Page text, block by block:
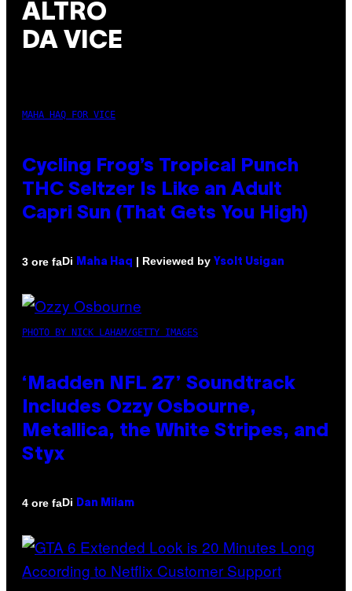
ALTRO
DA VICE
MAHA HAQ FOR VICE
Cycling Frog’s Tropical Punch
THC Seltzer Is Like an Adult
Capri Sun (That Gets You High)
3 ore faDi Maha Haq | Reviewed by Ysolt Usigan
PHOTO BY NICK LAHAM/GETTY IMAGES
‘Madden NFL 27’ Soundtrack
Includes Ozzy Osbourne,
Metallica, the White Stripes, and
Styx
4 ore faDi Dan Milam